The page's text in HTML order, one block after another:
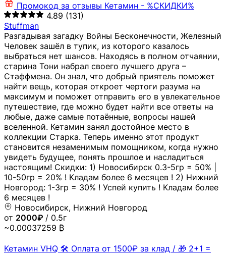
Промокод за отзывы Кетамин - %СКИДКИ%
4.89 (131)
Stuffman
Разгадывая загадку Войны Бесконечности, Железный
Человек зашёл в тупик, из которого казалось
выбраться нет шансов. Находясь в полном отчаянии,
старина Тони набрал своего лучшего друга –
Стаффмена. Он знал, что добрый приятель поможет
найти вещь, которая откроет чертоги разума на
максимум и поможет отправить его в увлекательное
путешествие, где можно будет найти все ответы на
любые, даже самые потаённые, вопросы нашей
вселенной. Кетамин занял достойное место в
коллекции Старка. Теперь именно этот продукт
становится незаменимым помощником, когда нужно
увидеть будущее, понять прошлое и насладиться
настоящим! Скидки: 1) Новосибирск 0.3-5гр = 50% |
10-50гр = 20% ! Кладам более 6 месяцев ! 2) Нижний
Новгород: 1-3гр = 30% ! Успей купить ! Кладам более
6 месяцев !
Новосибирск, Нижний Новгород
от 2000₽ / 0.5г
~0.00037259 ₿
Кетамин VHQ 🛠 Оплата от 1500₽ за клад / 🎁 2+1 =